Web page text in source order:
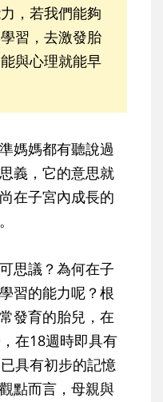
，若我們能夠
習，去激發胎
與心理就能早
媽都有聽說過
義，它的意思就
在子宮內成長的
議？為何在子
習的能力呢？根
發育的胎兒，在
在18週時即具有
具有初步的記憶
點而言，母親與